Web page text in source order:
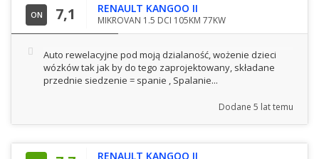
ON 7,1 RENAULT KANGOO II
MIKROVAN 1.5 DCI 105KM 77KW
Auto rewelacyjne pod moją dzialaność, wożenie dzieci
wózków tak jak by do tego zaprojektowany, składane
przednie siedzenie = spanie , Spalanie...
Dodane 5 lat temu
RENAULT KANGOO II